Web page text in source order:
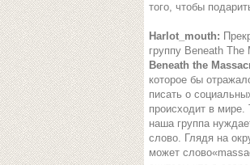
того, чтобы
Harlot_mouth:
группу Beneath The
Beneath the
которое бы
писать о
происходит в
наша группа
слово. Глядя на
может